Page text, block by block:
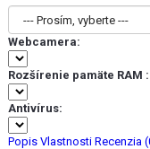
Webcamera:
Rozšírenie pamäte RAM :
Antivírus:
Popis Vlastnosti Recenzia